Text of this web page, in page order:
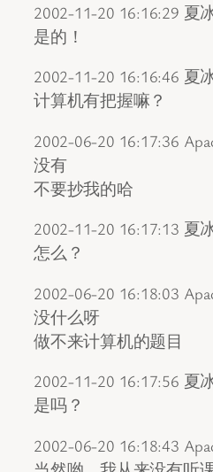
2002-11-20 16:16:29 夏
是的！
2002-11-20 16:16:46 夏
计算机有把握嘛？
2002-06-20 16:17:36
没有
不要抄我的哈
2002-11-20 16:17:13 夏
怎么？
2002-06-20 16:18:03
没什么呀
做不来计算机的题目
2002-11-20 16:17:56 夏
是吗？
2002-06-20 16:18:43